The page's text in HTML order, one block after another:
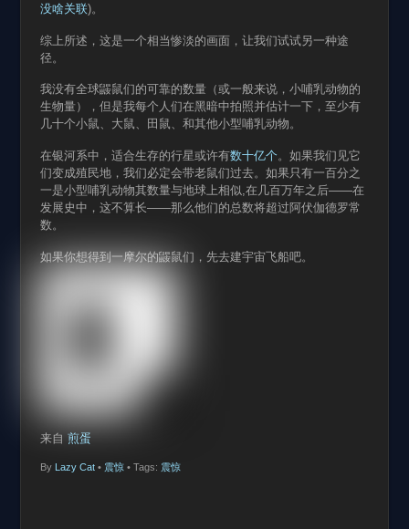
没啥关联)。
综上所述，这是一个相当惨淡的画面，让我们试试另一种途
径。
我没有全球鼹鼠们的可靠的数量（或一般来说，小哺乳动物的
生物量），但是我每个人们在黑暗中拍照并估计一下，至少有
几十个小鼠、大鼠、田鼠、和其他小型哺乳动物。
在银河系中，适合生存的行星或许有数十亿个。如果我们见它
们变成殖民地，我们必定会带老鼠们过去。如果只有一百分之
一是小型哺乳动物其数量与地球上相似,在几百万年之后——在
发展史中，这不算长——那么他们的总数将超过阿伏伽德罗常
数。
如果你想得到一摩尔的鼹鼠们，先去建宇宙飞船吧。
来自 煎蛋
By Lazy Cat• 震惊 • Tags: 震惊